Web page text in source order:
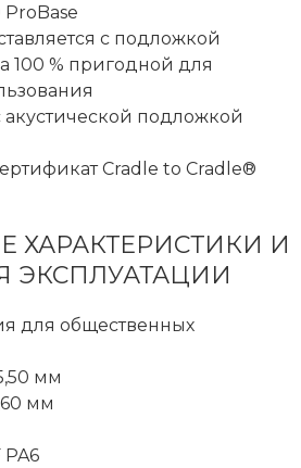
с подложкой
100 % пригодной для
подложкой
Cradle to Cradle®
ХАРАКТЕРИСТИКИ И
ЭКСПЛУАТАЦИИ
для общественных
мм
мм
PA6